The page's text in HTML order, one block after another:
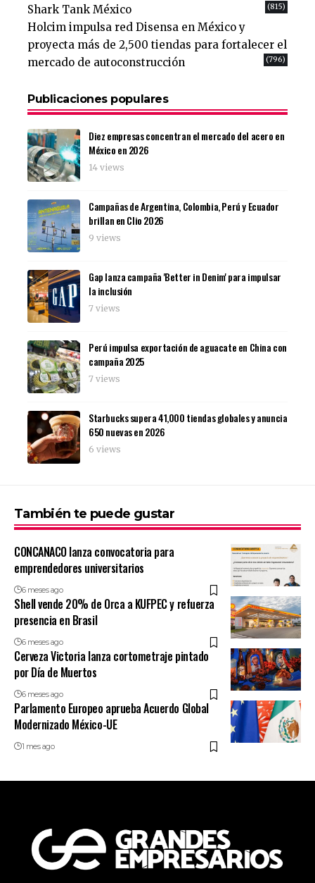
Shark Tank México
(815)
Holcim impulsa red Disensa en México y
proyecta más de 2,500 tiendas para fortalecer el
mercado de autoconstrucción
(796)
Publicaciones populares
Diez empresas concentran el mercado del acero en
México en 2026
14 views
Campañas de Argentina, Colombia, Perú y Ecuador
brillan en Clio 2026
9 views
Gap lanza campaña 'Better in Denim' para impulsar
la inclusión
7 views
Perú impulsa exportación de aguacate en China con
campaña 2025
7 views
Starbucks supera 41,000 tiendas globales y anuncia
650 nuevas en 2026
6 views
También te puede gustar
CONCANACO lanza convocatoria para
emprendedores universitarios
6 meses ago
Shell vende 20% de Orca a KUFPEC y refuerza
presencia en Brasil
6 meses ago
Cerveza Victoria lanza cortometraje pintado
por Día de Muertos
6 meses ago
Parlamento Europeo aprueba Acuerdo Global
Modernizado México-UE
1 mes ago